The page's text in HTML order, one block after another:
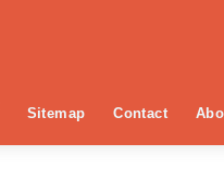
Sitemap Contact